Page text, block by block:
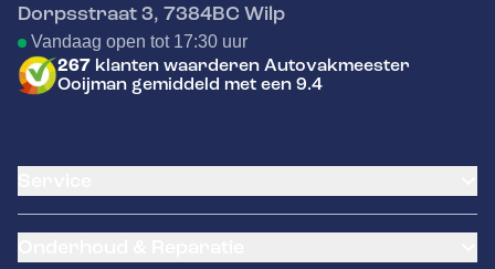
Dorpsstraat 3, 7384BC Wilp
Vandaag open tot 17:30 uur
267 klanten waarderen Autovakmeester
Ooijman gemiddeld met een 9.4